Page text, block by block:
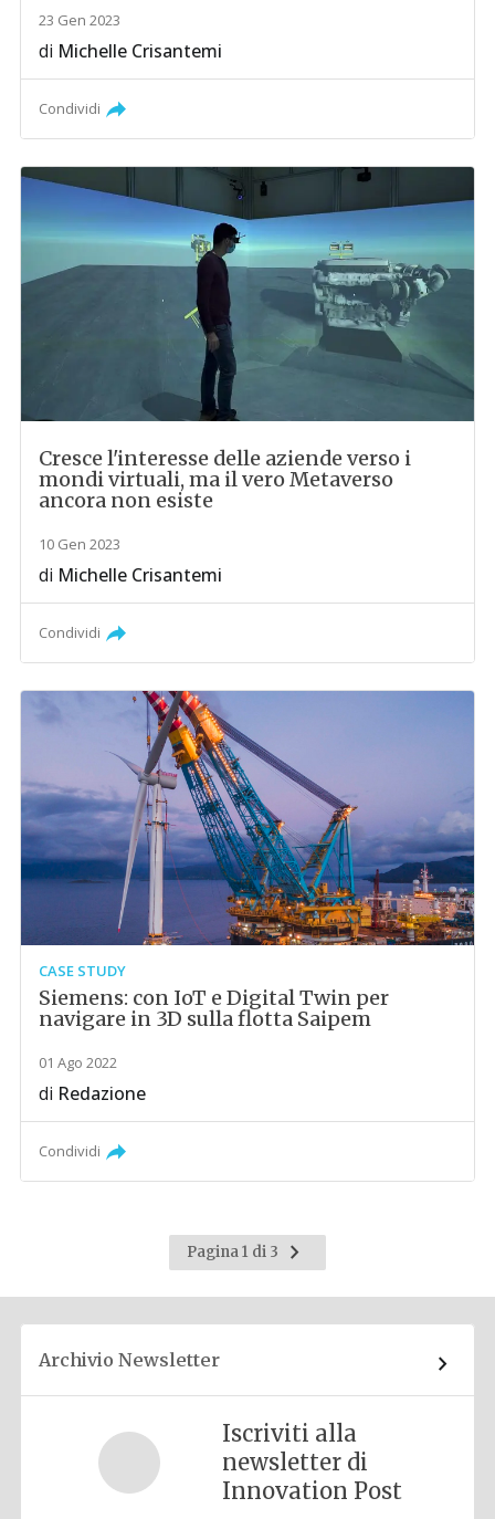
23 Gen 2023
di Michelle Crisantemi
Condividi
Cresce l'interesse delle aziende verso i
mondi virtuali, ma il vero Metaverso
ancora non esiste
10 Gen 2023
di Michelle Crisantemi
Condividi
CASE STUDY
Siemens: con IoT e Digital Twin per
navigare in 3D sulla flotta Saipem
01 Ago 2022
di Redazione
Condividi
Pagina 1 di 3
Pagina
successiva
Archivio Newsletter
Iscriviti alla
newsletter di
Innovation Post